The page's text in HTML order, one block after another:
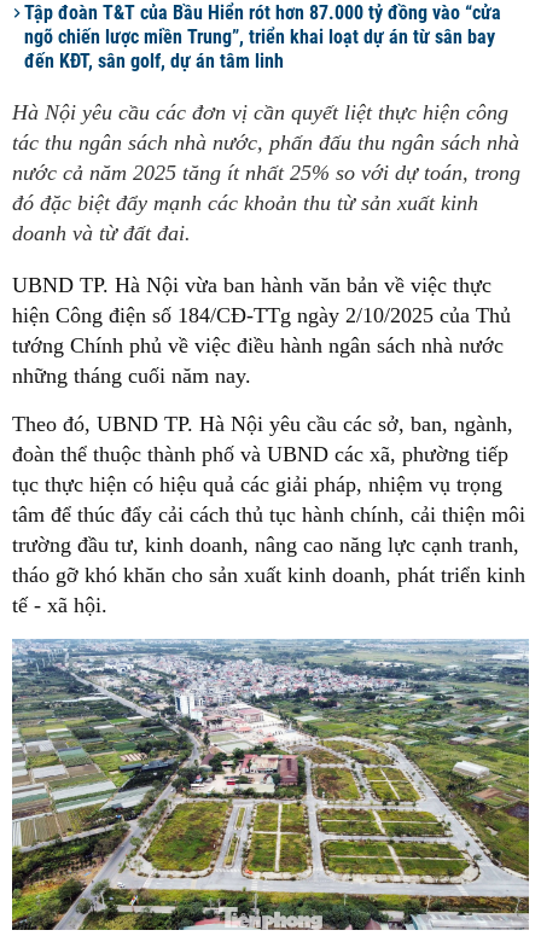
Tập đoàn T&T của Bầu Hiển rót hơn 87.000 tỷ đồng vào “cửa
ngõ chiến lược miền Trung”, triển khai loạt dự án từ sân bay
đến KĐT, sân golf, dự án tâm linh
Hà Nội yêu cầu các đơn vị cần quyết liệt thực hiện công
tác thu ngân sách nhà nước, phấn đấu thu ngân sách nhà
nước cả năm 2025 tăng ít nhất 25% so với dự toán, trong
đó đặc biệt đẩy mạnh các khoản thu từ sản xuất kinh
doanh và từ đất đai.
UBND TP. Hà Nội vừa ban hành văn bản về việc thực
hiện Công điện số 184/CĐ-TTg ngày 2/10/2025 của Thủ
tướng Chính phủ về việc điều hành ngân sách nhà nước
những tháng cuối năm nay.
Theo đó, UBND TP. Hà Nội yêu cầu các sở, ban, ngành,
đoàn thể thuộc thành phố và UBND các xã, phường tiếp
tục thực hiện có hiệu quả các giải pháp, nhiệm vụ trọng
tâm để thúc đẩy cải cách thủ tục hành chính, cải thiện môi
trường đầu tư, kinh doanh, nâng cao năng lực cạnh tranh,
tháo gỡ khó khăn cho sản xuất kinh doanh, phát triển kinh
tế - xã hội.